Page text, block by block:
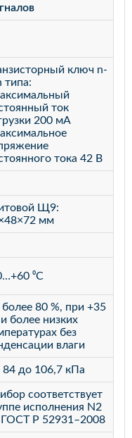
ключ n-
типа:
ток
200 мА
тока 42 В
Щ9:
мм
⁰С
более 80 %, при +35
более низких
без
влаги
до 106,7 кПа
соответствует
исполнения N2
ГОСТ Р 52931–2008